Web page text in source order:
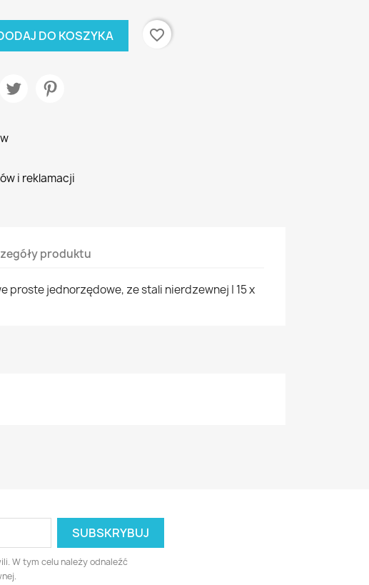
DO KOSZYKA favorite_border
i reklamacji
produktu
proste jednorzędowe, ze stali nierdzewnej | 15 x
W tym celu należy odnaleźć